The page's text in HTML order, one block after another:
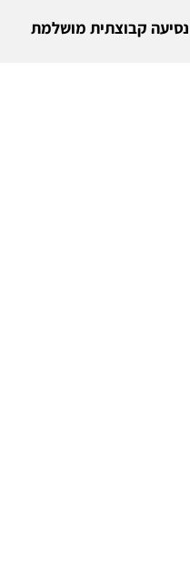
מתכננים נסיעה קבוצתית מושלמת